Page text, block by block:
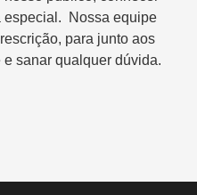
especial.
Nossa equipe
para junto aos
sanar qualquer dúvida.